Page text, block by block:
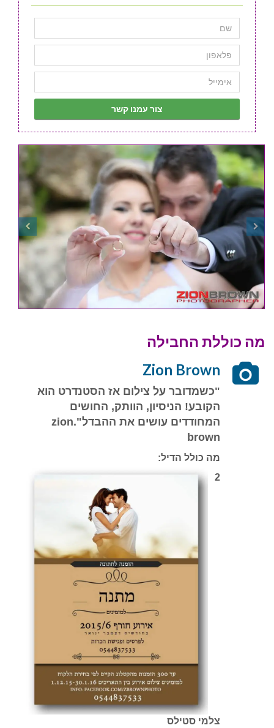
מה כוללת החבילה
Zion Brown
"כשמדובר על צילום אז הסטנדרט הוא
מה כולל הדיל:
צלם וידאו HD או VDSLR
צילום ההכנות ,נוף והאולם ללא הגבלת כמות
לזוג- 300 תמונות מודפסות באלבומים
מהודרים